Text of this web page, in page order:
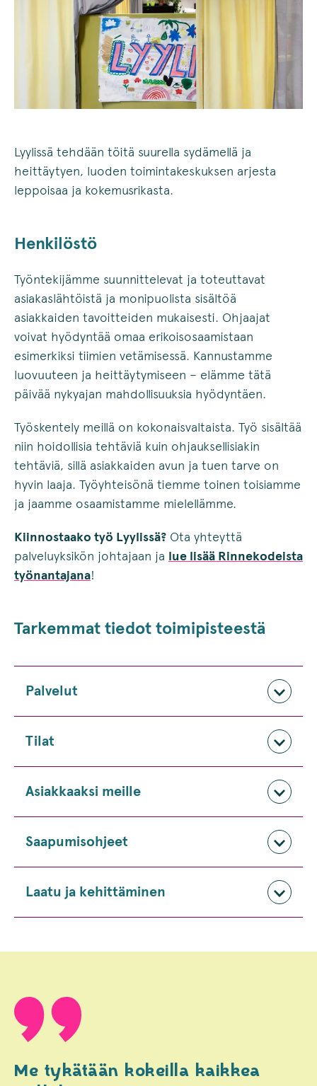
Lyylissä tehdään töitä suurella sydämellä ja
heittäytyen, luoden toimintakeskuksen arjesta
leppoisaa ja kokemusrikasta.
Henkilöstö
Työntekijämme suunnittelevat ja toteuttavat
asiakaslähtöistä ja monipuolista sisältöä
asiakkaiden tavoitteiden mukaisesti. Ohjaajat
voivat hyödyntää omaa erikoisosaamistaan
esimerkiksi tiimien vetämisessä. Kannustamme
luovuuteen ja heittäytymiseen – elämme tätä
päivää nykyajan mahdollisuuksia hyödyntäen.
Työskentely meillä on kokonaisvaltaista. Työ sisältää
niin hoidollisia tehtäviä kuin ohjauksellisiakin
tehtäviä, sillä asiakkaiden avun ja tuen tarve on
hyvin laaja. Työyhteisönä tiemme toinen toisiamme
ja jaamme osaamistamme mielellämme.
Kiinnostaako työ Lyylissä? Ota yhteyttä
palveluyksikön johtajaan ja lue lisää Rinnekodeista
työnantajana!
Tarkemmat tiedot toimipisteestä
Palvelut
Tilat
Asiakkaaksi meille
Saapumisohjeet
Laatu ja kehittäminen
Me tykätään kokeilla kaikkea